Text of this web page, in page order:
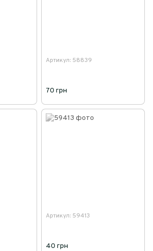
Артикул: 58839
70 грн
Артикул: 59413
40 грн